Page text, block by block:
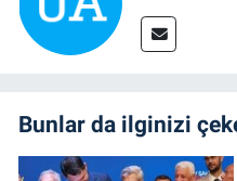
Bunlar da ilginizi